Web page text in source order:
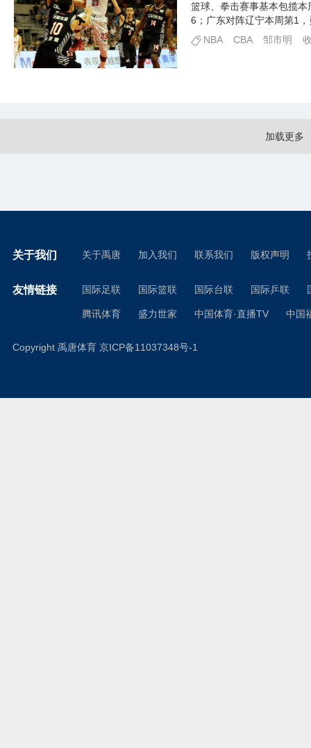
篮球、拳击赛事基本包揽
6；广东对阵辽宁本周第1
NBA
CBA 邹市明
加载更多
关于我们 关于禹唐 加入我们 联系我们 版权声明
友情链接 国际足联 国际篮联 国际台联 国际乒联
腾讯体育 盛力世家 中国体育·直播TV 中国
Copyright 禹唐体育 京ICP备11037348号-1